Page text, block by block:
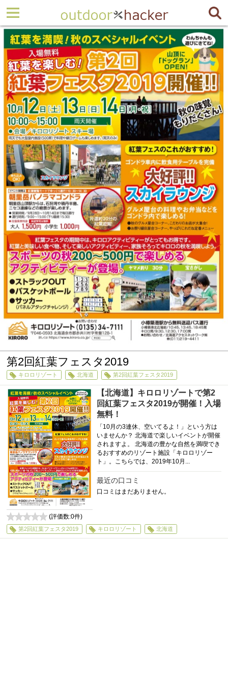
第2回紅葉フェスタ2019
キロロリゾート 北海道 第2回紅葉フェスタ2019
【北海道】キロロリゾートで第2
回紅葉フェスタ2019が開催！入場
無料！
「10月の3連休、空いてるよ！」という方は
いませんか？ 北海道で楽しいイベントが開催
されますよ。 北海道の豊かな自然を満喫でき
るおすすめのリゾート施設「キロロリゾー
ト」。こちらでは、2019年10月...
最近の口コミ
口コミはまだありません。
0
(評価数:0件)
第2回紅葉フェスタ2019 キロロリゾート 北海道